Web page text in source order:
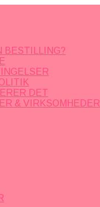
BESTILLING?
DET
& VIRKSOMHEDER